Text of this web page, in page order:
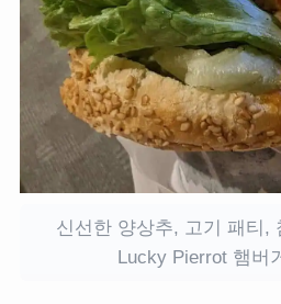
신선한 양상추, 고기 패티,
Lucky Pierrot 햄버